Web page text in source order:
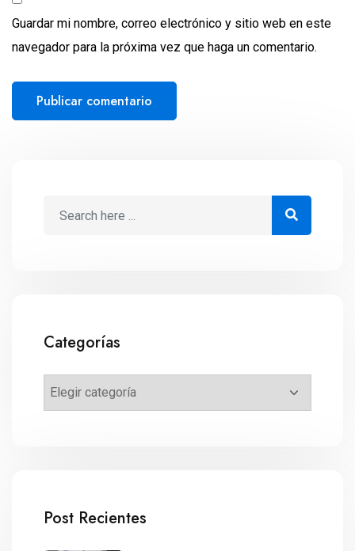
Guardar mi nombre, correo electrónico y sitio web en este
navegador para la próxima vez que haga un comentario.
Categorías
Post Recientes